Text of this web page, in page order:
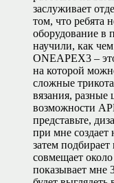
заслуживает
том, что ребята
оборудование в
научили, как
ONEAPEX3 –
на которой
сложные
вязания, разные
возможности
представьте,
при мне создает
затем
совмещает
показывает мне